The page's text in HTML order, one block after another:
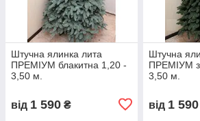
Штучна ялинка лита
ПРЕМІУМ блакитна 1,20 -
3,50 м.
від 1 590 ₴
Штучна
ПРЕМІУМ
3,50 м.
від 1 590